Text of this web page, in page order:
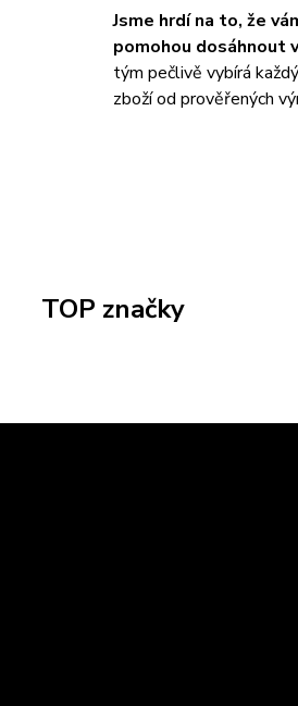
Jsme hrdí na to, že
pomohou dosáhnout
tým pečlivě vybírá
zboží od prověřených
TOP značky